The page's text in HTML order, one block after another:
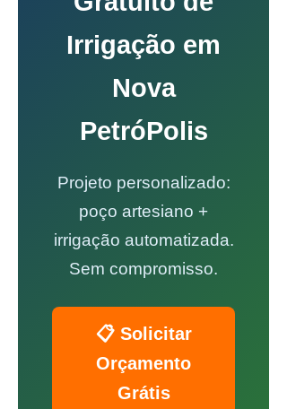
Irrigação em
Nova
PetróPolis
Projeto personalizado:
poço artesiano +
irrigação automatizada.
Sem compromisso.
📋 Solicitar
Orçamento
Grátis